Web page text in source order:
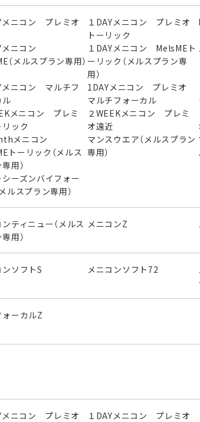
メニコン プレミオ
１DAYメニコン プレミオ
トーリック
メニコン
（メルスプラン専用）
１DAYメニコン MelsMEト
ーリック（メルスプラン専
用）
メニコン マルチフ
ル
1DAYメニコン プレミオ
マルチフォーカル
メニコン プレミ
ック
２WEEKメニコン プレミ
オ遠近
メニコン
トーリック（メルス
用）
マンスウエア（メルスプラン
専用）
シーズンバイフォー
ルスプラン専用）
ティニュー（メルス
用）
メニコンZ
ソフトS メニコンソフト72
ォーカルZ
メニコン プレミオ
１DAYメニコン プレミオ